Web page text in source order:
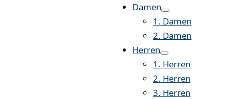
Damen
1. Damen
2. Damen
Herren
1. Herren
2. Herren
3. Herren